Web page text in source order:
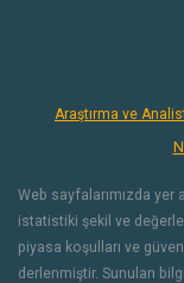
Araştırma ve
Web sayfalarımızda
istatistiki şekil ve
piyasa koşulları ve
derlenmiştir. Sunulan